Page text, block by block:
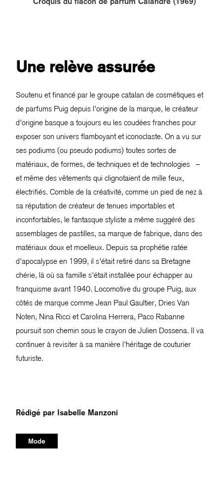
Une relève assurée
Soutenu et financé par le groupe catalan de cosmétiques et
de parfums Puig depuis l’origine de la marque, le créateur
d’origine basque a toujours eu les coudées franches pour
exposer son univers flamboyant et iconoclaste. On a vu sur
ses podiums (ou pseudo podiums) toutes sortes de
matériaux, de formes, de techniques et de technologies –
et même des vêtements qui clignotaient de mille feux,
électrifiés. Comble de la créativité, comme un pied de nez à
sa réputation de créateur de tenues importables et
inconfortables, le fantasque styliste a même suggéré des
assemblages de pastilles, sa marque de fabrique, dans des
matériaux doux et moelleux. Depuis sa prophétie ratée
d’apocalypse en 1999, il s’était retiré dans sa Bretagne
chérie, là où sa famille s’était installée pour échapper au
franquisme avant 1940. Locomotive du groupe Puig, aux
côtés de marque comme Jean Paul Gaultier, Dries Van
Noten, Nina Ricci et Carolina Herrera, Paco Rabanne
poursuit son chemin sous le crayon de Julien Dossena. Il va
continuer à revisiter à sa manière l’héritage de couturier
futuriste.
Rédigé par Isabelle Manzoni
Mode